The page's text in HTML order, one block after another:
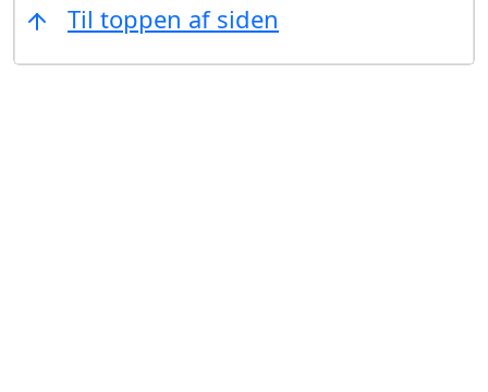
Til toppen af siden